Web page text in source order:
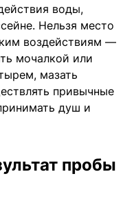
воды,
Нельзя место
воздействиям —
мочалкой или
мазать
привычные
душ и
пробы